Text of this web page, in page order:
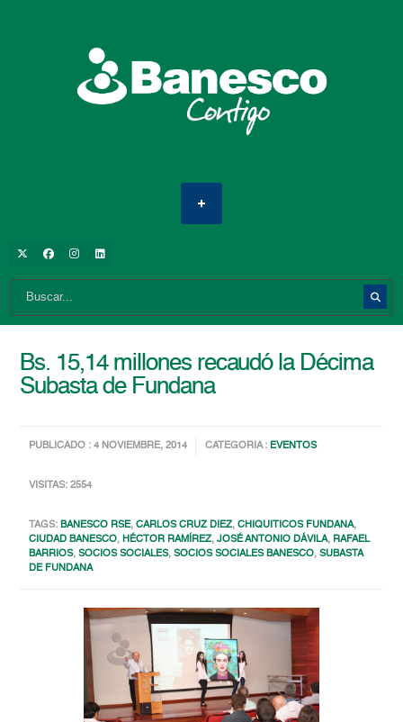
Bs. 15,14 millones recaudó la Décima
Subasta de Fundana
PUBLICADO : 4 NOVIEMBRE, 2014 CATEGORIA : EVENTOS
VISITAS: 2554
TAGS:BANESCO RSE,CARLOS CRUZ DIEZ,CHIQUITICOS FUNDANA,
CIUDAD BANESCO,HÉCTOR RAMÍREZ,JOSÉ ANTONIO DÁVILA, RAFAEL
BARRIOS,SOCIOS SOCIALES,SOCIOS SOCIALES BANESCO,SUBASTA
DE FUNDANA